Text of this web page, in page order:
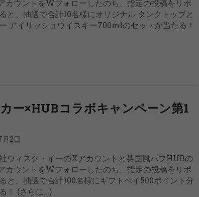
カウントをWフォローしたのち、指定の投稿をリポ
と、抽選で合計10名様にオリジナル タンクトップと
アイリッシュウイスキー700mlのセットが当たる！
ー×HUBコラボキャンペーン第1
2日
ウィスク・イーのXアカウントと英国風パブHUBの
カウントをWフォローしたのち、指定の投稿をリポ
と、抽選で合計100名様にギフトペイ500ポイント分
！ (さらに…)